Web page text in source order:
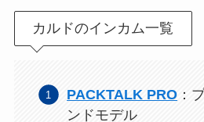
カルドのインカム一覧
PACKTALK PRO ：
ンドモデル